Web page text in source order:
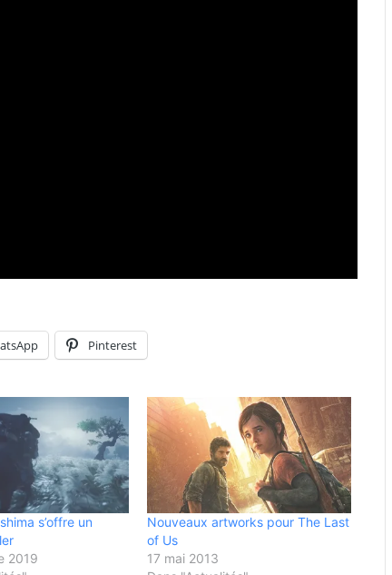
Pinterest
s’offre un
2019
Nouveaux artworks pour The Last
of Us
17 mai 2013